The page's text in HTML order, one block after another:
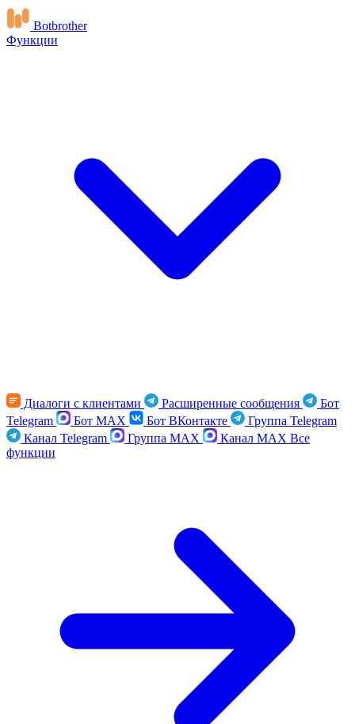
Botbrother
Функции
Диалоги с клиентами Расширенные сообщения
Бот
Telegram
Бот MAX Бот ВКонтакте
Группа Telegram
Канал Telegram
Группа MAX Канал MAX Все
функции